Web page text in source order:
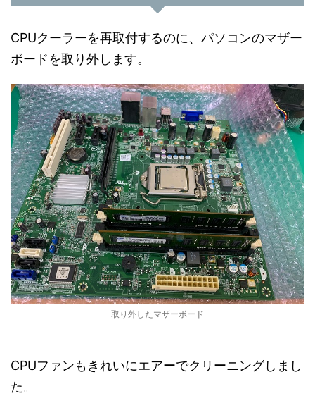
CPUクーラーを再取付するのに、パソコンのマザー
ボードを取り外します。
取り外したマザーボード
CPUファンもきれいにエアーでクリーニングしまし
た。